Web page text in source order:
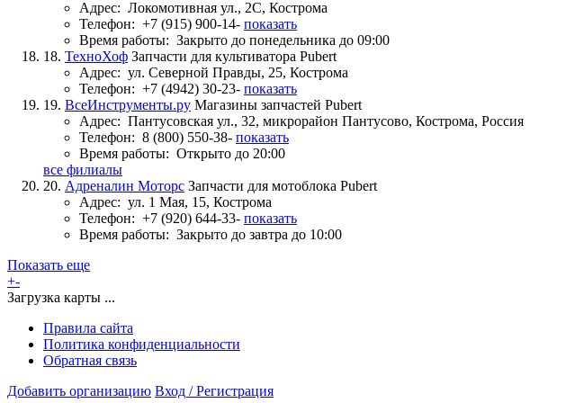
Адрес: Локомотивная ул., 2С, Кострома
Телефон: +7 (915) 900-14- показать
Время работы: Закрыто до понедельника до 09:00
18. ТехноХоф Запчасти для культиватора Pubert
Адрес: ул. Северной Правды, 25, Кострома
Телефон: +7 (4942) 30-23- показать
19. ВсеИнструменты.ру Магазины запчастей Pubert
Адрес: Пантусовская ул., 32, микрорайон Пантусово, Кострома, Россия
Телефон: 8 (800) 550-38- показать
Время работы: Открыто до 20:00
все филиалы
20. Адреналин Моторс Запчасти для мотоблока Pubert
Адрес: ул. 1 Мая, 15, Кострома
Телефон: +7 (920) 644-33- показать
Время работы: Закрыто до завтра до 10:00
Показать еще
+-
Загрузка карты ...
Правила сайта
Политика конфиденциальности
Обратная связь
Добавить организацию Вход / Регистрация